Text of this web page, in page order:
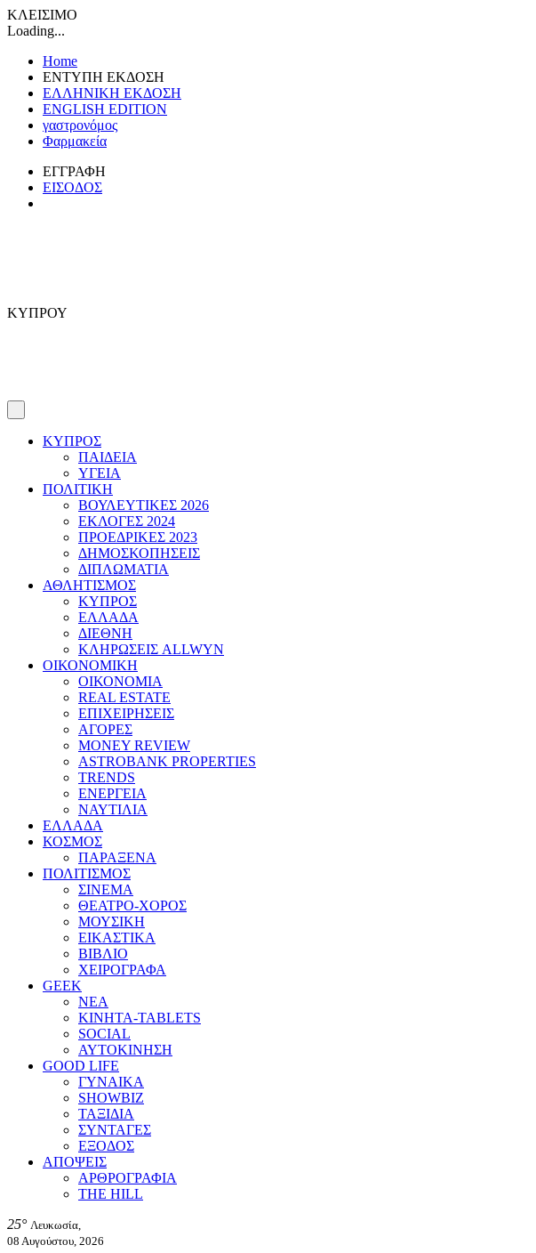
ΚΛΕΙΣΙΜΟ
Loading...
Home
ΕΝΤΥΠΗ ΕΚΔΟΣΗ
ΕΛΛΗΝΙΚΗ ΕΚΔΟΣΗ
ENGLISH EDITION
γαστρονόμος
Φαρμακεία
ΕΓΓΡΑΦΗ
ΕΙΣΟΔΟΣ
ΚΥΠΡΟΥ
ΚΥΠΡΟΣ
ΠΑΙΔΕΙΑ
ΥΓΕΙΑ
ΠΟΛΙΤΙΚΗ
ΒΟΥΛΕΥΤΙΚΕΣ 2026
ΕΚΛΟΓΕΣ 2024
ΠΡΟΕΔΡΙΚΕΣ 2023
ΔΗΜΟΣΚΟΠΗΣΕΙΣ
ΔΙΠΛΩΜΑΤΙΑ
ΑΘΛΗΤΙΣΜΟΣ
ΚΥΠΡΟΣ
ΕΛΛΑΔΑ
ΔΙΕΘΝΗ
ΚΛΗΡΩΣΕΙΣ ALLWYN
ΟΙΚΟΝΟΜΙΚΗ
ΟΙΚΟΝΟΜΙΑ
REAL ESTATE
ΕΠΙΧΕΙΡΗΣΕΙΣ
ΑΓΟΡΕΣ
MONEY REVIEW
ASTROBANK PROPERTIES
TRENDS
ΕΝΕΡΓΕΙΑ
ΝΑΥΤΙΛΙΑ
ΕΛΛΑΔΑ
ΚΟΣΜΟΣ
ΠΑΡΑΞΕΝΑ
ΠΟΛΙΤΙΣΜΟΣ
ΣΙΝΕΜΑ
ΘΕΑΤΡΟ-ΧΟΡΟΣ
ΜΟΥΣΙΚΗ
ΕΙΚΑΣΤΙΚΑ
ΒΙΒΛΙΟ
ΧΕΙΡΟΓΡΑΦΑ
GEEK
ΝΕΑ
ΚΙΝΗΤΑ-TABLETS
SOCIAL
ΑΥΤΟΚΙΝΗΣΗ
GOOD LIFE
ΓΥΝΑΙΚΑ
SHOWBIZ
ΤΑΞΙΔΙΑ
ΣΥΝΤΑΓΕΣ
ΕΞΟΔΟΣ
ΑΠΟΨΕΙΣ
ΑΡΘΡΟΓΡΑΦΙΑ
THE HILL
25° Λευκωσία,
08 Αυγούστου, 2026